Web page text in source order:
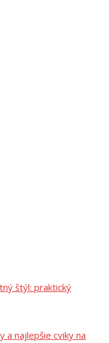
štýl: praktický
a najlepšie cviky na